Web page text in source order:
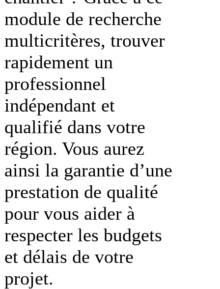
module de recherche
multicritères, trouver
rapidement un
professionnel
indépendant et
qualifié dans votre
région. Vous aurez
ainsi la garantie d’une
prestation de qualité
pour vous aider à
respecter les budgets
et délais de votre
projet.